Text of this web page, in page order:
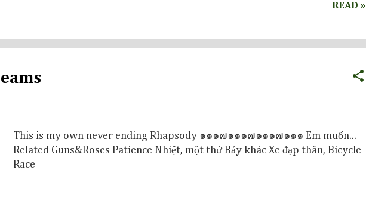
READ »
This is my own never ending Rhapsody ๑๑๑๗๑๑๑๗๑๑๑๗๑๑๑ Em muốn...
Related Guns&Roses Patience Nhiệt, một thứ Bảy khác Xe đạp thân, Bicycle
Race